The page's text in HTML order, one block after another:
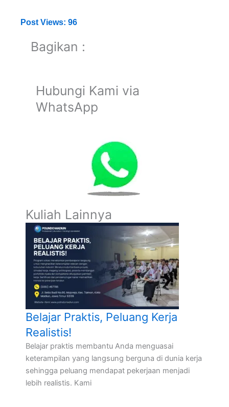
Post Views: 96
Bagikan :
Hubungi Kami via
WhatsApp
Kuliah Lainnya
Belajar Praktis, Peluang Kerja
Realistis!
Belajar praktis membantu Anda menguasai
keterampilan yang langsung berguna di dunia kerja
sehingga peluang mendapat pekerjaan menjadi
lebih realistis. Kami